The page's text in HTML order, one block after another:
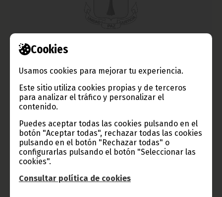
Cookies
Usamos cookies para mejorar tu experiencia.
Este sitio utiliza cookies propias y de terceros
para analizar el tráfico y personalizar el
contenido.
Puedes aceptar todas las cookies pulsando en el
botón "Aceptar todas", rechazar todas las cookies
pulsando en el botón "Rechazar todas" o
configurarlas pulsando el botón "Seleccionar las
cookies".
Consultar política de cookies
El Jefe de Estado visita Mongomo y Añisok
abril 15, 2013
La gira presidencial visitó el pasado miércoles y jueves las
ciudades de Mongomo y Añisok, última etapa de su periplo por
la provincia de Wele-Nzas.